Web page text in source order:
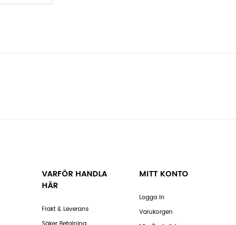
VARFÖR HANDLA
HÄR
Frakt & Leverans
MITT KONTO
Logga In
Varukorgen